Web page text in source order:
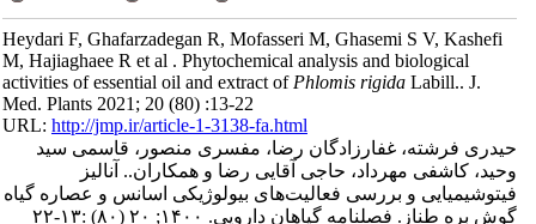
Heydari F, Ghafarzadegan R, Mofasseri M, Ghasemi S V, Kashefi
M, Hajiaghaee R et al . Phytochemical analysis and biological
activities of essential oil and extract ofPhlomis rigidaLabill.. J.
Med. Plants 2021; 20 (80) :13-22
URL:http://jmp.ir/article-1-3138-fa.html
فرشته، غفارزادگان رضا، مفسری منصور، قاسمی سید
کاشفی مهرداد، حاجی آقایی رضا و همکاران.. آنالیز
و بررسی فعالیت‌های بیولوژیکی اسانس و عصاره گیاه
بره ‌طناز. فصلنامه گياهان دارویی. ۱۴۰۰; ۲۰ (۸۰) :۱۳-۲۲